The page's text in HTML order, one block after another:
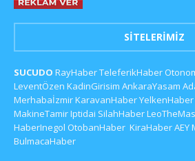
SITELERIMIZ
SUCUDO RayHaberTeleferikHaber
LeventÖzen KadinGirisim AnkaraYasam
MerhabaİzmirKaravanHaberYelkenHaber
MakineTamirIptidai SilahHaber
HaberInegol OtobanHaber KiraHaberAEY
BulmacaHaber